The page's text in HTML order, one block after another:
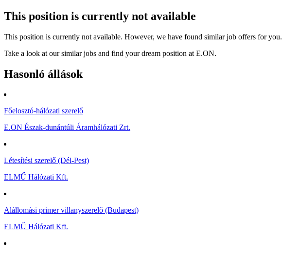
This position is currently not available
This position is currently not available. However, we have found similar job offers for you.
Take a look at our similar jobs and find your dream position at E.ON.
Hasonló állások
Főelosztó-hálózati szerelő
E.ON Észak-dunántúli Áramhálózati Zrt.
Létesítési szerelő (Dél-Pest)
ELMŰ Hálózati Kft.
Alállomási primer villanyszerelő (Budapest)
ELMŰ Hálózati Kft.